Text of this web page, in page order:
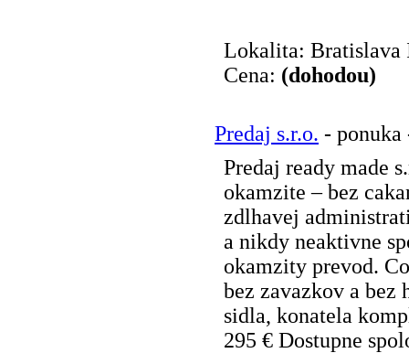
Lokalita: Bratislava
Cena: (dohodou)
Predaj s.r.o. - ponuka
Predaj ready made
okamzite – bez
zdlhavej
a nikdy neaktivne
okamzity prevod.
bez zavazkov a bez
sidla, konatela
295 € Dostupne